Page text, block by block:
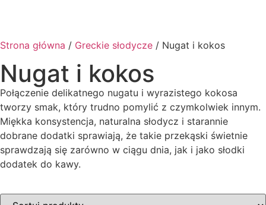
Strona główna / Greckie słodycze / Nugat i kokos
Nugat i kokos
Połączenie delikatnego nugatu i wyrazistego kokosa
tworzy smak, który trudno pomylić z czymkolwiek innym.
Miękka konsystencja, naturalna słodycz i starannie
dobrane dodatki sprawiają, że takie przekąski świetnie
sprawdzają się zarówno w ciągu dnia, jak i jako słodki
dodatek do kawy.